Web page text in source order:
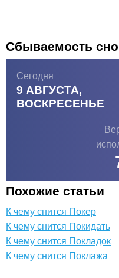
Сбываемость
Сегодня
9 АВГУСТА,
ВОСКРЕСЕНЬЕ
Похожие статьи
К чему снится Покер
К чему снится Покидать
К чему снится Покладок
К чему снится Поклажа